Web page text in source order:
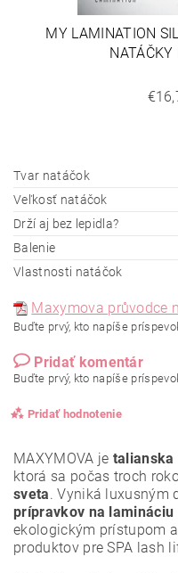
MY LAMINATION
NATÁČKY
Tvar natáčok
Veľkosť natáčok
Drží aj bez lepidla?
Balenie
Vlastnosti natáčok
Maxymova průvodce
Buďte prvý, kto napíše
Pridať komentár
Buďte prvý, kto napíše
Pridať hodnotenie
MAXYMOVA je talianska
ktorá sa počas troch
sveta. Vyniká luxusným
prípravkov na lamináciu
ekologickým prístupom
produktov pre SPA lash